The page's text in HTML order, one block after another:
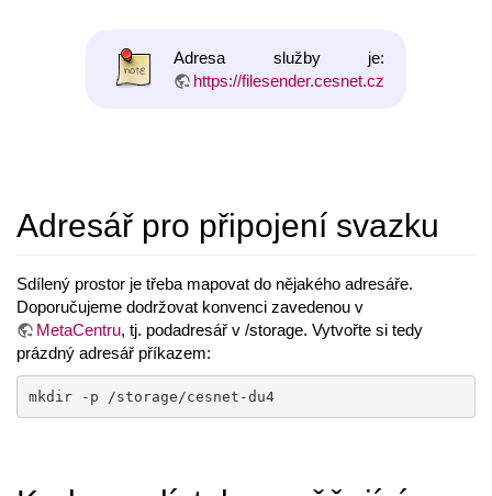
Adresa služby je:
https://filesender.cesnet.cz
Adresář pro připojení svazku
Sdílený prostor je třeba mapovat do nějakého adresáře.
Doporučujeme dodržovat konvenci zavedenou v
MetaCentru, tj. podadresář v /storage. Vytvořte si tedy
prázdný adresář příkazem:
mkdir -p /storage/cesnet-du4